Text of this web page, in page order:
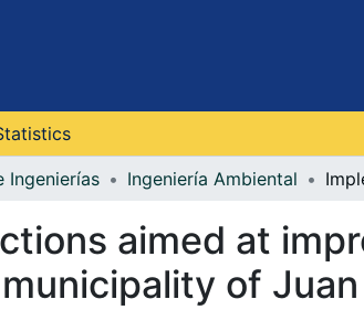
Ingenierías Ingeniería Ambiental
aimed at
of